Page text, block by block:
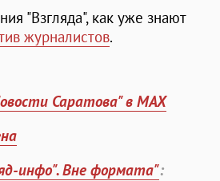
"Взгляда", как уже знают
журналистов.
Саратова" в MAX
инфо". Вне формата":